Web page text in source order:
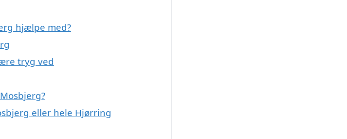
hjælpe med?
tryg ved
eller hele Hjørring